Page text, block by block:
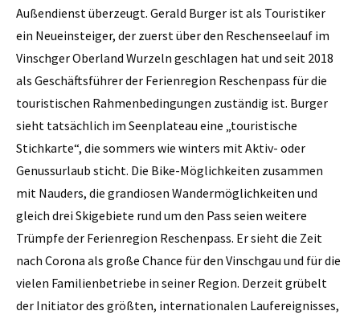
Außendienst überzeugt. Gerald Burger ist als Touristiker
ein Neueinsteiger, der zuerst über den Reschenseelauf im
Vinschger Oberland Wurzeln geschlagen hat und seit 2018
als Geschäftsführer der Ferienregion Reschenpass für die
touristischen Rahmenbedingungen zuständig ist. Burger
sieht tatsächlich im Seenplateau eine „touristische
Stichkarte“, die sommers wie winters mit Aktiv- oder
Genussurlaub sticht. Die Bike-Möglichkeiten zusammen
mit Nauders, die grandiosen Wandermöglichkeiten und
gleich drei Skigebiete rund um den Pass seien weitere
Trümpfe der Ferienregion Reschenpass. Er sieht die Zeit
nach Corona als große Chance für den Vinschgau und für die
vielen Familienbetriebe in seiner Region. Derzeit grübelt
der Initiator des größten, internationalen Laufereignisses,